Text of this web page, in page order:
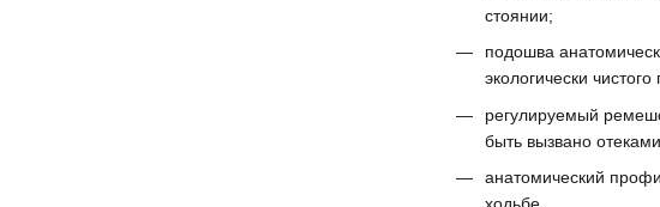
стоянии;
подошва
экологически
регулируемый
быть вызвано
анатомический